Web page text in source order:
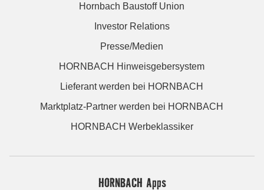
Hornbach Baustoff Union
Investor Relations
Presse/Medien
HORNBACH Hinweisgebersystem
Lieferant werden bei HORNBACH
Marktplatz-Partner werden bei HORNBACH
HORNBACH Werbeklassiker
HORNBACH Apps